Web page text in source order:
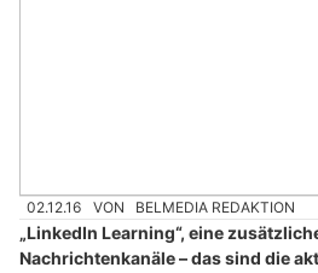
02.12.16 VON BELMEDIA REDAKTION
„LinkedIn Learning“, eine
Nachrichtenkanäle – das sind die